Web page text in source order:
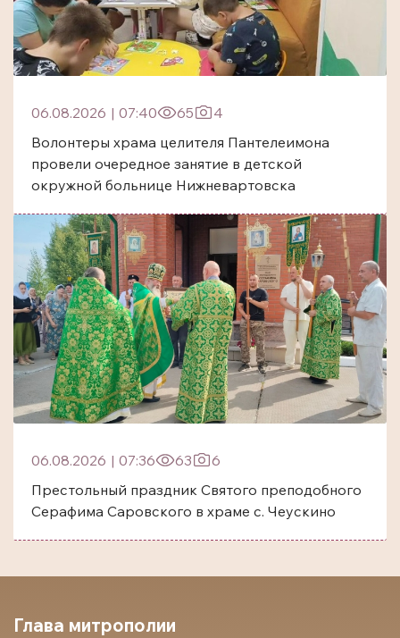
06.08.2026 | 07:40 65
4
Волонтеры храма целителя Пантелеимона
провели очередное занятие в детской
окружной больнице Нижневартовска
06.08.2026 | 07:36 63
6
Престольный праздник Святого преподобного
Серафима Саровского в храме с. Чеускино
Глава митрополии